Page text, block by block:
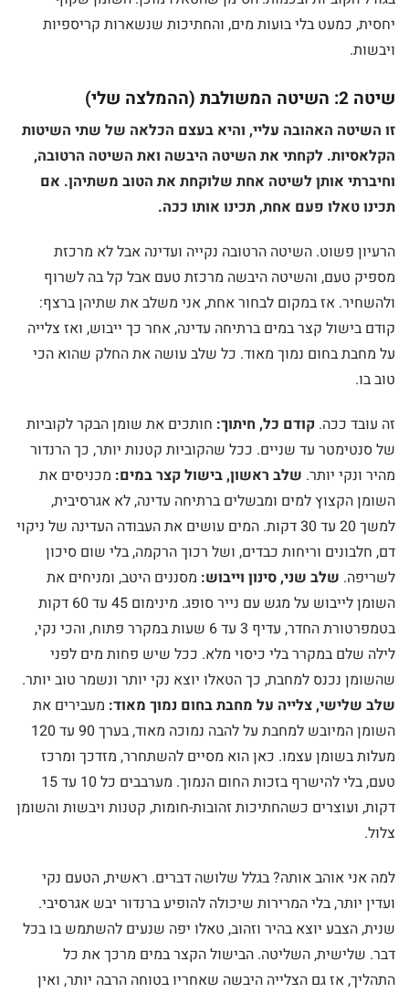
יחסית, כמעט בלי בועות מים, והחתיכות שנשארות קריספיות
ויבשות.
שיטה 2: השיטה המשולבת (ההמלצה שלי)
זו השיטה האהובה עליי, והיא בעצם הכלאה של שתי השיטות
הקלאסיות. לקחתי את השיטה היבשה ואת השיטה הרטובה,
וחיברתי אותן לשיטה אחת שלוקחת את הטוב משתיהן. אם
תכינו טאלו פעם אחת, תכינו אותו ככה.
הרעיון פשוט. השיטה הרטובה נקייה ועדינה אבל לא מרכזת
מספיק טעם, והשיטה היבשה מרכזת טעם אבל קל בה לשרוף
ולהשחיר. אז במקום לבחור אחת, אני משלב את שתיהן ברצף:
קודם בישול קצר במים ברתיחה עדינה, אחר כך ייבוש, ואז צלייה
על מחבת בחום נמוך מאוד. כל שלב עושה את החלק שהוא הכי
טוב בו.
זה עובד ככה. קודם כל, חיתוך: חותכים את שומן הבקר לקוביות
של סנטימטר עד שניים. ככל שהקוביות קטנות יותר, כך הרנדור
מהיר ונקי יותר. שלב ראשון, בישול קצר במים: מכניסים את
השומן הקצוץ למים ומבשלים ברתיחה עדינה, לא אגרסיבית,
למשך 20 עד 30 דקות. המים עושים את העבודה העדינה של ניקוי
דם, חלבונים וריחות כבדים, ושל רכוך הרקמה, בלי שום סיכון
לשריפה. שלב שני, סינון וייבוש: מסננים היטב, ומניחים את
השומן לייבוש על מגש עם נייר סופג. מינימום 45 עד 60 דקות
בטמפרטורת החדר, עדיף 3 עד 6 שעות במקרר פתוח, והכי נקי,
לילה שלם במקרר בלי כיסוי מלא. ככל שיש פחות מים לפני
שהשומן נכנס למחבת, כך הטאלו יוצא נקי יותר ונשמר טוב יותר.
שלב שלישי, צלייה על מחבת בחום נמוך מאוד: מעבירים את
השומן המיובש למחבת על להבה נמוכה מאוד, בערך 90 עד 120
מעלות בשומן עצמו. כאן הוא מסיים להשתחרר, מזדכך ומרכז
טעם, בלי להישרף בזכות החום הנמוך. מערבבים כל 10 עד 15
דקות, ועוצרים כשהחתיכות זהובות-חומות, קטנות ויבשות והשומן
צלול.
למה אני אוהב אותה? בגלל שלושה דברים. ראשית, הטעם נקי
ועדין יותר, בלי המרירות שיכולה להופיע ברנדור יבש אגרסיבי.
שנית, הצבע יוצא בהיר וזהוב, טאלו יפה שנעים להשתמש בו בכל
דבר. שלישית, השליטה. הבישול הקצר במים מרכך את כל
התהליך, אז גם הצלייה היבשה שאחריו בטוחה הרבה יותר, ואין